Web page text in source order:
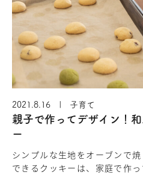
2021.8.16 | 子育て
親子で作ってデザイン！
ー
シンプルな生地をオーブンで
できるクッキーは、家庭で作